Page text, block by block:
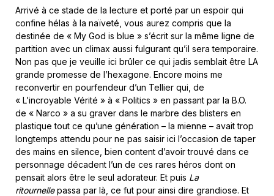
Arrivé à ce stade de la lecture et porté par un espoir qui
confine hélas à la naïveté, vous aurez compris que la
destinée de « My God is blue » s’écrit sur la même ligne de
partition avec un climax aussi fulgurant qu’il sera temporaire.
Non pas que je veuille ici brûler ce qui jadis semblait être LA
grande promesse de l’hexagone. Encore moins me
reconvertir en pourfendeur d’un Tellier qui, de
« L’incroyable Vérité » à « Politics » en passant par la B.O.
de « Narco » a su graver dans le marbre des blisters en
plastique tout ce qu’une génération – la mienne – avait trop
longtemps attendu pour ne pas saisir ici l’occasion de taper
des mains en silence, bien content d’avoir trouvé dans ce
personnage décadent l’un de ces rares héros dont on
pensait alors être le seul adorateur. Et puis La
ritournellepassa par là, ce fut pour ainsi dire grandiose. Et